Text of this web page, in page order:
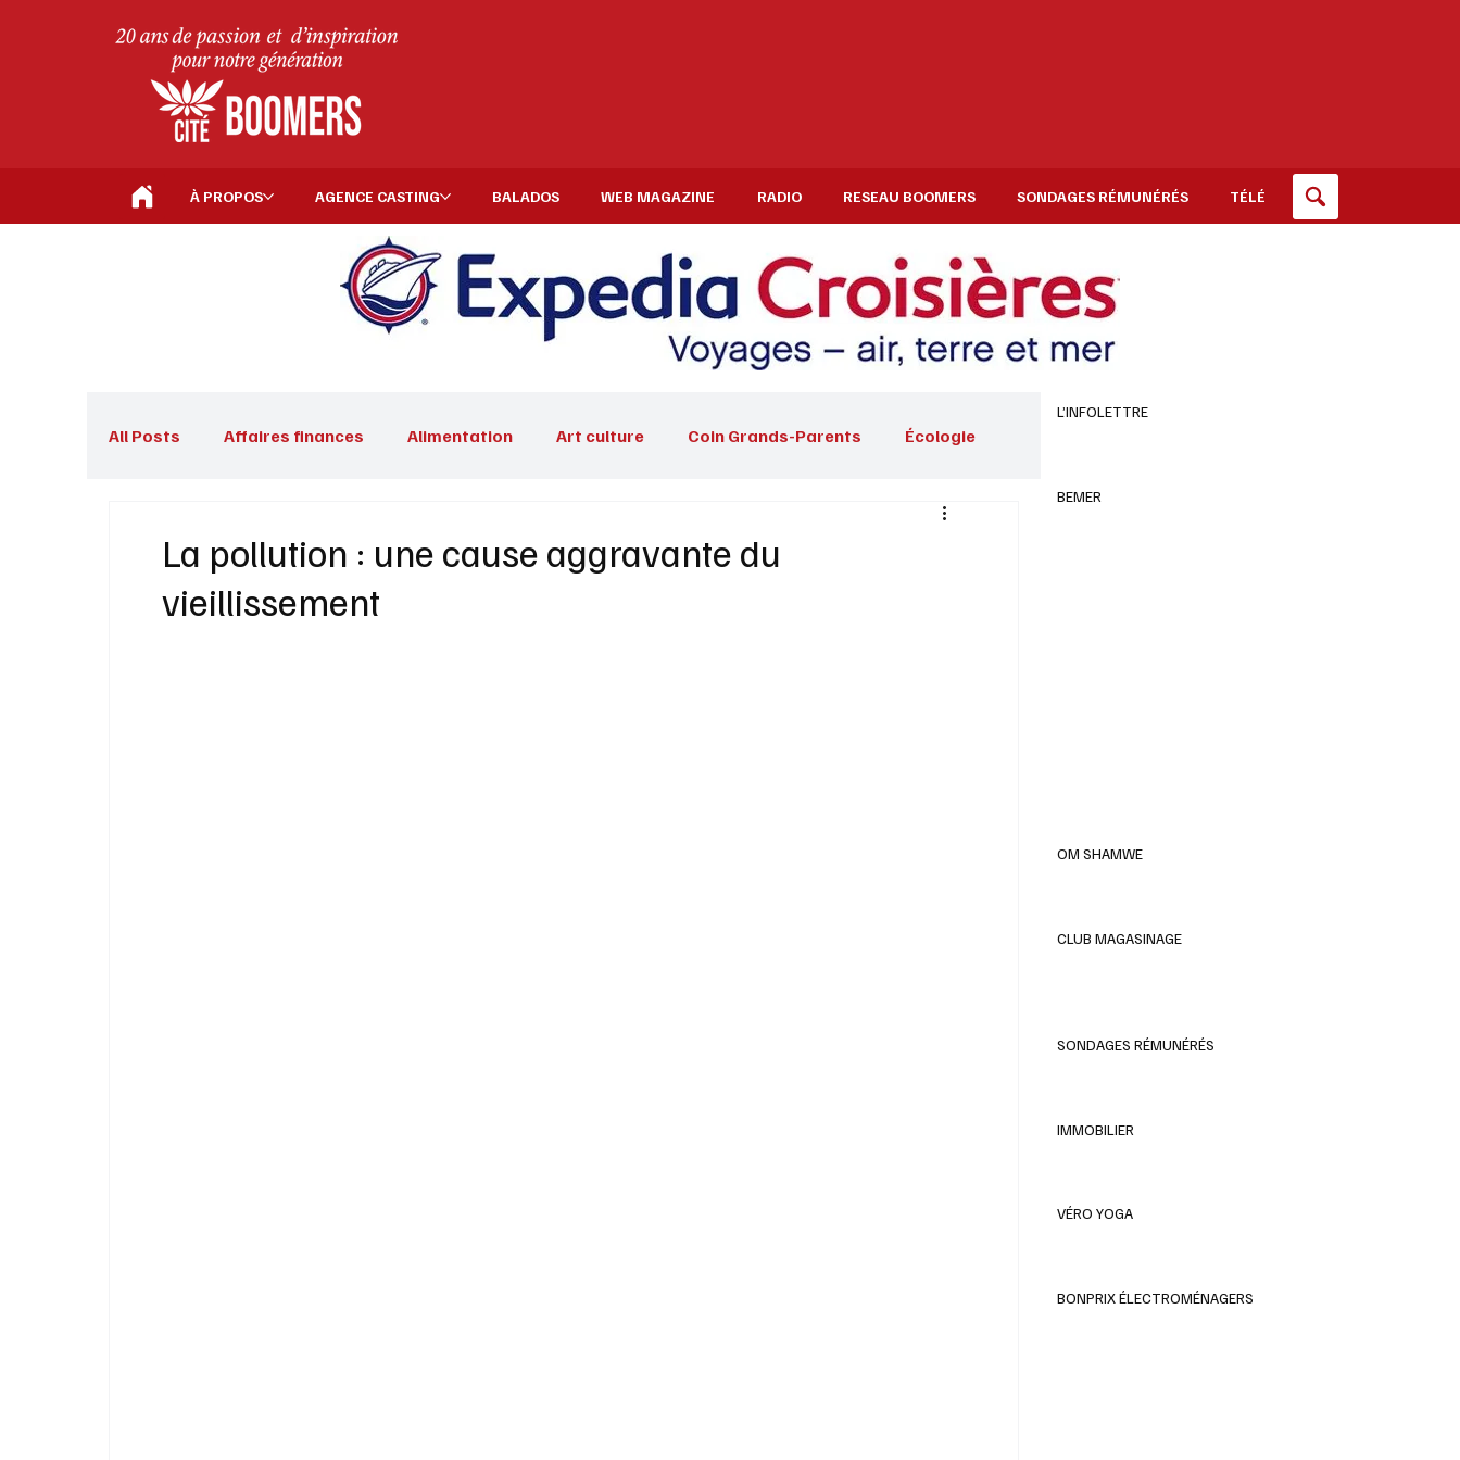
À PROPOS AGENCE CASTING BALADOS WEB MAGAZINE RADIO RESEAU BOOMERS SONDAGES RÉMUNÉRÉS TÉLÉ
All Posts Affaires finances Alimentation Art culture Coin Grands-Parents Écologie
Voyages
Bien-Être Beauté Mode
La pollution : une cause aggravante du
vieillissement
L’INFOLETTRE
BEMER
OM SHAMWE
CLUB MAGASINAGE
SONDAGES RÉMUNÉRÉS
IMMOBILIER
VÉRO YOGA
BONPRIX ÉLECTROMÉNAGERS